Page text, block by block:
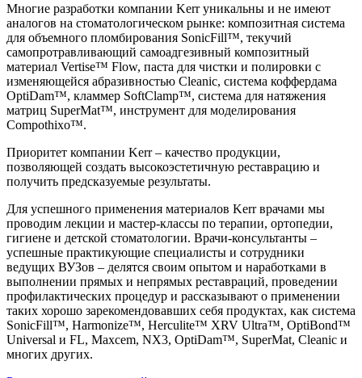
Многие разработки компании Kerr уникальны и не имеют
аналогов на стоматологическом рынке: композитная система
для объемного пломбирования SonicFill™, текучий
самопротравливающий самоадгезивный композитный
материал Vertise™ Flow, паста для чистки и полировки с
изменяющейся абразивностью Cleanic, система коффердама
OptiDam™, кламмер SoftClamp™, система для натяжения
матриц SuperMat™, инструмент для моделирования
Compothixo™.
Приоритет компании Kerr – качество продукции,
позволяющей создать высокоэстетичную реставрацию и
получить предсказуемые результаты.
Для успешного применения материалов Kerr врачами мы
проводим лекции и мастер-классы по терапии, ортопедии,
гигиене и детской стоматологии. Врачи-консультанты –
успешные практикующие специалисты и сотрудники
ведущих ВУЗов – делятся своим опытом и наработками в
выполнении прямых и непрямых реставраций, проведении
профилактических процедур и рассказывают о применении
таких хорошо зарекомендовавших себя продуктах, как система
SonicFill™, Harmonize™, Herculite™ XRV Ultra™, OptiBond™
Universal и FL, Maxcem, NX3, OptiDam™, SuperMat, Cleanic и
многих других.